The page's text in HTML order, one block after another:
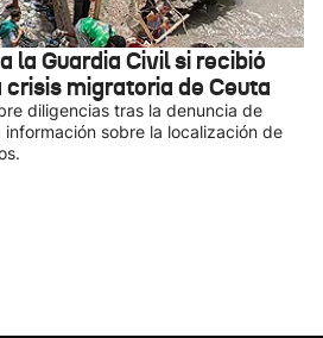
la Guardia Civil si recibió
migratoria de Ceuta
diligencias tras la denuncia de
sobre la localización de